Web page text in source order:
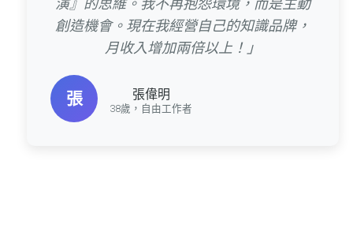
演』的思維。我不再抱怨環境，而是主動
創造機會。現在我經營自己的知識品牌，
月收入增加兩倍以上！」
張 張偉明
38歲，自由工作者